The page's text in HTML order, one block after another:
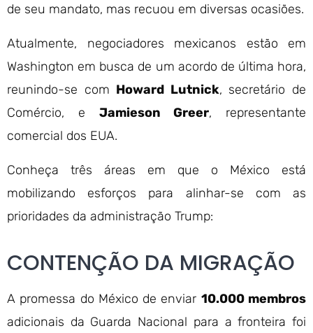
de seu mandato, mas recuou em diversas ocasiões.
Atualmente, negociadores mexicanos estão em
Washington em busca de um acordo de última hora,
reunindo-se com Howard Lutnick, secretário de
Comércio, e Jamieson Greer, representante
comercial dos EUA.
Conheça três áreas em que o México está
mobilizando esforços para alinhar-se com as
prioridades da administração Trump:
CONTENÇÃO DA MIGRAÇÃO
A promessa do México de enviar 10.000 membros
adicionais da Guarda Nacional para a fronteira foi